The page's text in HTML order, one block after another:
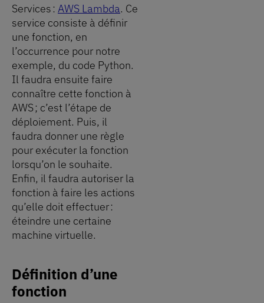
Services : AWS Lambda. Ce
service consiste à définir
une fonction, en
l’occurrence pour notre
exemple, du code Python.
Il faudra ensuite faire
connaître cette fonction à
AWS ; c’est l’étape de
déploiement. Puis, il
faudra donner une règle
pour exécuter la fonction
lorsqu’on le souhaite.
Enfin, il faudra autoriser la
fonction à faire les actions
qu’elle doit effectuer :
éteindre une certaine
machine virtuelle.
Définition d’une
fonction